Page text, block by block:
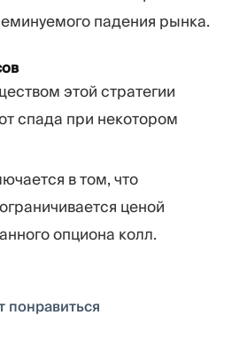
падения рынка.
этой стратегии
спада при некотором
в том, что
ценой
опциона колл.